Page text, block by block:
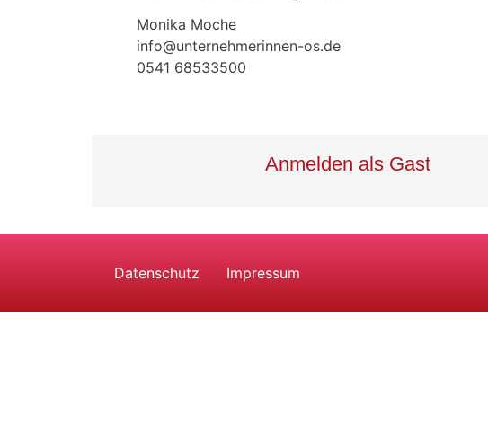
Monika Moche
info@unternehmerinnen-os.de
0541 68533500
Anmelden als Gast
Datenschutz Impressum